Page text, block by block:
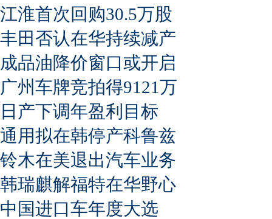
江淮首次回购30.5万股
丰田否认在华持续减产
成品油降价窗口或开启
广州车牌竞拍得9121万
日产下调年盈利目标
通用拟在韩停产科鲁兹
铃木在美退出汽车业务
韩瑞麒解福特在华野心
中国进口车年度大选